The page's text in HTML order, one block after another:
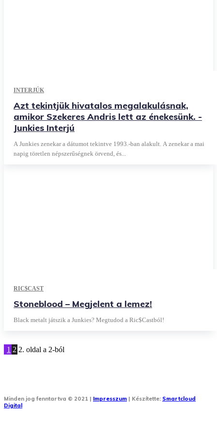
INTERJÚK
Azt tekintjük hivatalos megalakulásnak,
amikor Szekeres Andris lett az énekesünk. -
Junkies Interjú
A Junkies zenekar a dátumot tekintve 1993.-ban alakult. A zenekar a mai
napig töretlen népszerűségnek örvend, és...
RIC$CAST
Stoneblood – Megjelent a lemez!
Black metalt játszik a Junkies? Megtudod a Ric$Castból!
1 2 2. oldal a 2-ból
Minden jog fenntartva © 2021 | Impresszum | Készítette: Smartcloud
Digital